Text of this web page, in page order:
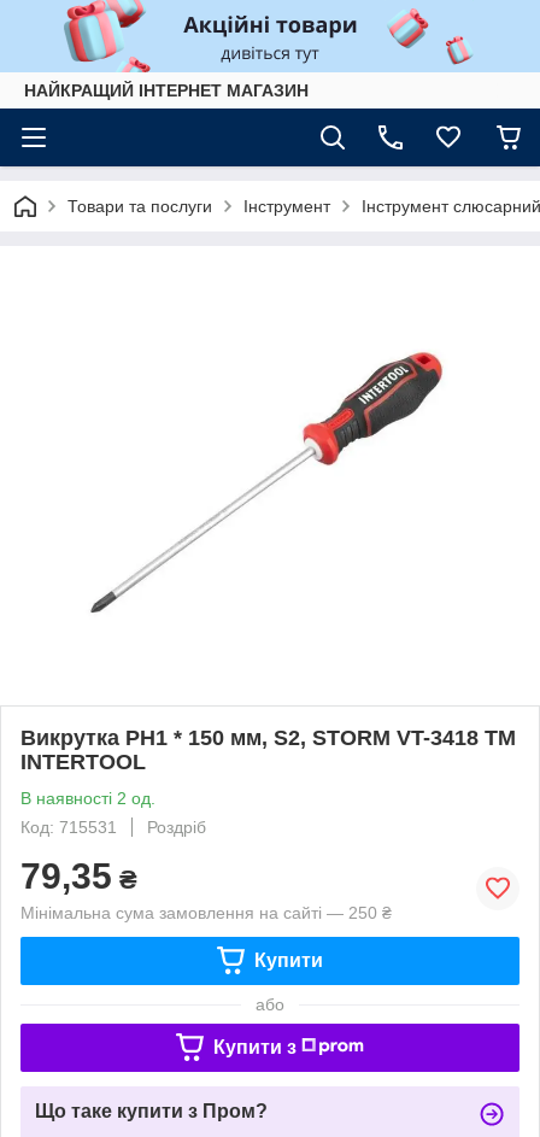
НАЙКРАЩИЙ ІНТЕРНЕТ МАГАЗИН
Товари та послуги Інструмент Інструмент слюсарний
Викрутка PH1 * 150 мм, S2, STORM VT-3418 ТМ
INTERTOOL
В наявності 2 од.
Код: 715531
Роздріб
79,35 ₴
Мінімальна сума замовлення на сайті — 250 ₴
Купити
або
Купити з
Що таке купити з Пром?